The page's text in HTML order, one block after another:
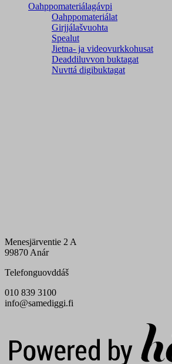
Oahppomateriálagávpi
Oahppomateriálat
Girjjálašvuohta
Spealut
Jietna- ja videovurkkohusat
Deaddiluvvon buktagat
Nuvttá digibuktagat
Menesjärventie 2 A
99870 Anár
Telefonguovddáš
010 839 3100
info@samediggi.fi